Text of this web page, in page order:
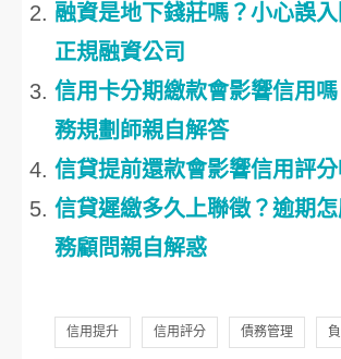
融資是地下錢莊嗎？小心誤
正規融資公司
信用卡分期繳款會影響信用
務規劃師親自解答
信貸提前還款會影響信用評分
信貸遲繳多久上聯徵？逾期
務顧問親自解惑
信用提升 信用評分 債務管理